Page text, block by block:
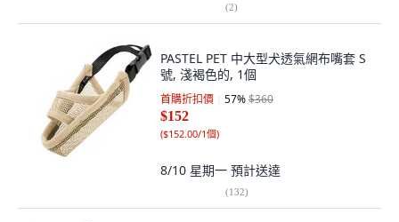
(2)
PASTEL PET 中大型犬透氣網布嘴套 S
號, 淺褐色的, 1個
首購折扣價 57%$360
$152
($152.00/1個)
8/10 星期一 預計送達
(132)